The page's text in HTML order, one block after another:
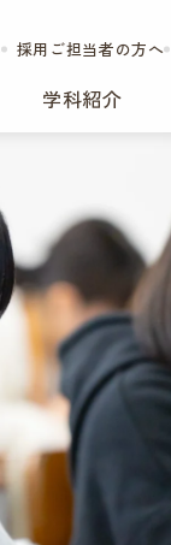
学科紹介
採用ご担当者の方へ